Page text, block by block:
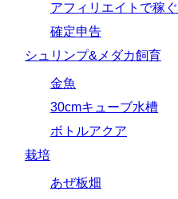
アフィリエイトで稼ぐ
確定申告
シュリンプ&メダカ飼育
金魚
30cmキューブ水槽
ボトルアクア
栽培
あぜ板畑